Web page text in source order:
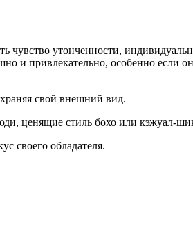
утонченности,
и привлекательно, особенно если
свой внешний вид.
ценящие стиль бохо или кэжуал-
своего обладателя.